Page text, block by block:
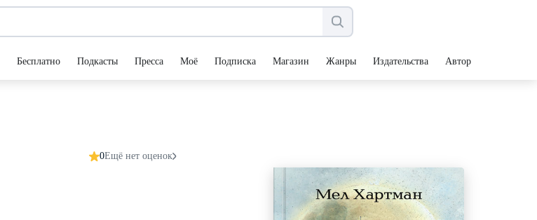
Бесплатно Подкасты Пресса Моё Подписка Магазин Жанры Издательства Авторы
0Ещё нет оценок